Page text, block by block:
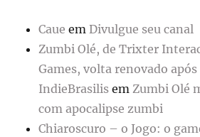
Caue emDivulgue seu canal
Zumbi Olé, de Trixter
Games, volta renovado após
IndieBrasilis emZumbi Olé
com apocalipse zumbi
Chiaroscuro – o Jogo: o